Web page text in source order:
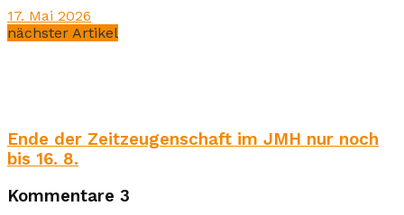
17. Mai 2026
nächster Artikel
Ende der Zeitzeugenschaft im JMH nur noch
bis 16. 8.
Kommentare 3